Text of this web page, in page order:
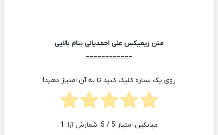
متن ریمیکس علی احمدیانی بنام بالایی
============
روی یک ستاره کلیک کنید تا به آن امتیاز دهید!
میانگین امتیاز 5 / 5. شمارش آرا: 1